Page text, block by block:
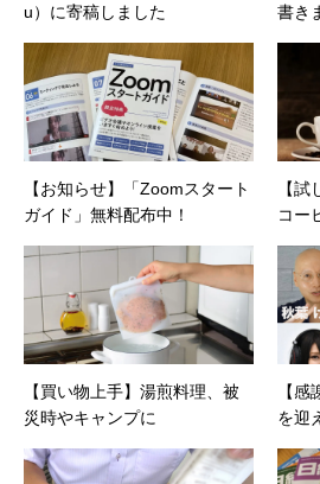
u）に寄稿しました
書き
【お知らせ】「Zoomスタート
ガイド」無料配布中！
【
コー
【買い物上手】湯煎料理、被
災時やキャンプに
【
を迎